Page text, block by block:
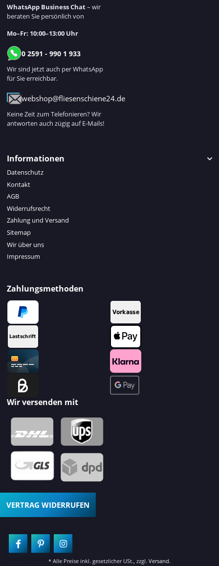
WhatsApp Business Chat– wir
beraten Sie persönlich von
Mo–Fr: 10:00–13:00 Uhr
0 2591 - 990 1 933
Wir sind jetzt auch per WhatsApp
für Sie erreichbar.
webshop@fliesenschiene24.de
Keine Zeit zum Telefonieren? Wir
antworten auch zügig auf E-Mails!
Informationen
Datenschutz
Kontakt
AGB
Widerrufsrecht
Zahlung und Versand
Sitemap
Wir über uns
Impressum
Zahlungsmethoden
Wir versenden mit
VERTRAG WIDERRUFEN
* Alle Preise inkl. gesetzlicher USt., zzgl. Versand.